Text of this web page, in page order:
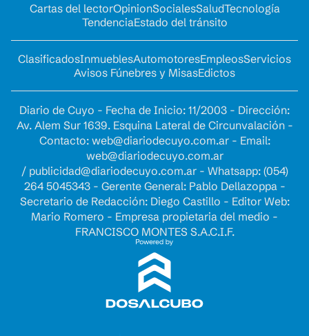
Cartas del lectorOpinionSocialesSaludTecnología
TendenciaEstado del tránsito
ClasificadosInmueblesAutomotoresEmpleosServicios
Avisos Fúnebres y MisasEdictos
Diario de Cuyo - Fecha de Inicio: 11/2003 - Dirección:
Av. Alem Sur 1639. Esquina Lateral de Circunvalación -
Contacto: web@diariodecuyo.com.ar- Email:
web@diariodecuyo.com.ar
/ publicidad@diariodecuyo.com.ar- Whatsapp: (054)
264 5045343 - Gerente General: Pablo Dellazoppa -
Secretario de Redacción: Diego Castillo - Editor Web:
Mario Romero - Empresa propietaria del medio -
FRANCISCO MONTES S.A.C.I.F.